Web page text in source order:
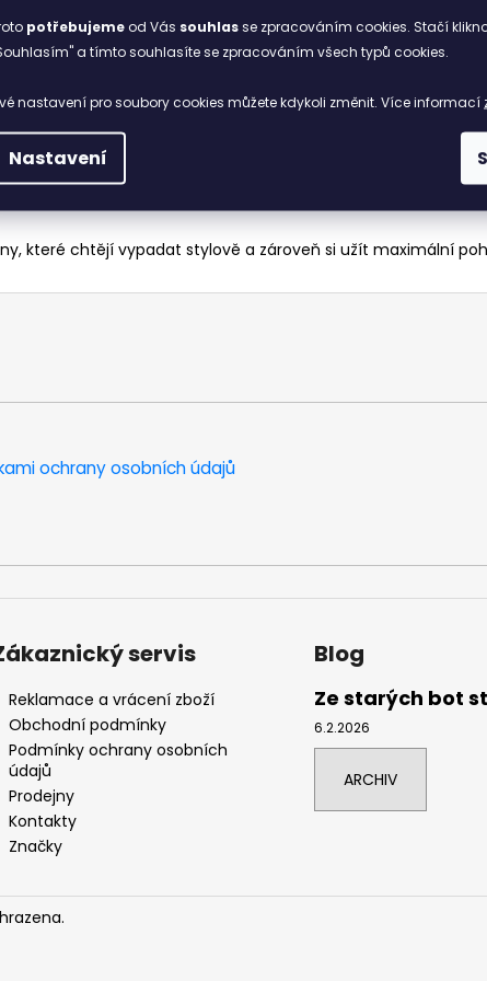
potřebujemeod Vás souhlasse zpracováním cookies. Stačí
a tímto souhlasíte se zpracováním všech typů cookies.
nastavení pro soubory cookies můžete kdykoli změnit. Více informací
Nastavení
stabilitu při chůzi. Nastavitelný pásek s přezkou
ale zároveň tlumí nárazy a přispívá k pohodlnému
které chtějí vypadat stylově a zároveň si užít maximální
ochrany osobních údajů
servis
Reklamace a vrácení zboží
Obchodní podmínky
Podmínky ochrany osobních
údajů
Prodejny
Kontakty
Značky
Blog
Ze starých bot
6.2.2026
ARCHIV